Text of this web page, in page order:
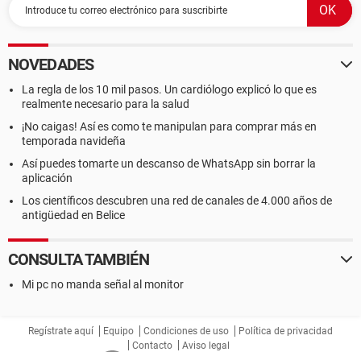
NOVEDADES
La regla de los 10 mil pasos. Un cardiólogo explicó lo que es
realmente necesario para la salud
¡No caigas! Así es como te manipulan para comprar más en
temporada navideña
Así puedes tomarte un descanso de WhatsApp sin borrar la
aplicación
Los científicos descubren una red de canales de 4.000 años de
antigüedad en Belice
CONSULTA TAMBIÉN
Mi pc no manda señal al monitor
Regístrate aquí Equipo Condiciones de uso
Política de privacidad
Contacto
Aviso legal